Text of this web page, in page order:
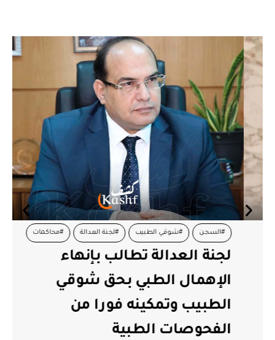
#السجن #شوقي الطبيب #لجنة العدالة #محاكمات
لجنة العدالة تطالب بإنهاء
الإهمال الطبي بحق شوقي
الطبيب وتمكينه فورا من
الفحوصات الطبية